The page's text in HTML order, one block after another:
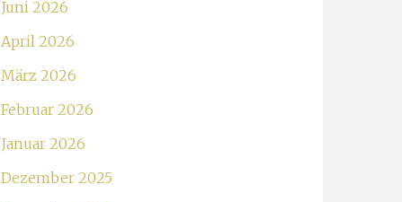
Juni 2026
April 2026
März 2026
Februar 2026
Januar 2026
Dezember 2025